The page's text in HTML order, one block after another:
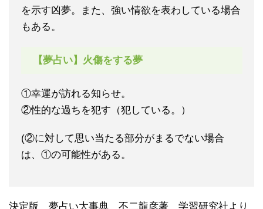
を示す凶夢。また、強い情欲を表わしている場合
もある。
【夢占い】火傷をする夢
①幸運が訪れる知らせ。
②性的な過ちを犯す（犯している。）
(②に対して思い当たる部分がまるでない場合
は、①の可能性がある。
決定版 夢占い大事典 不二龍彦著 学習研究社より